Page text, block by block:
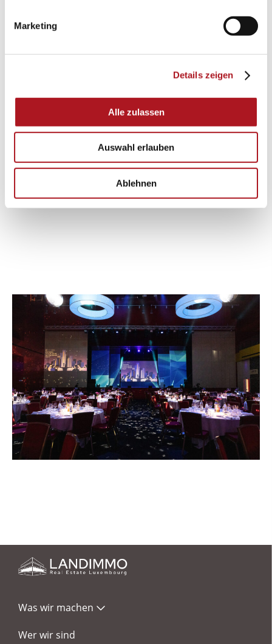
Marketing
Details zeigen
Alle zulassen
Auswahl erlauben
Ablehnen
Was wir machen
Wer wir sind